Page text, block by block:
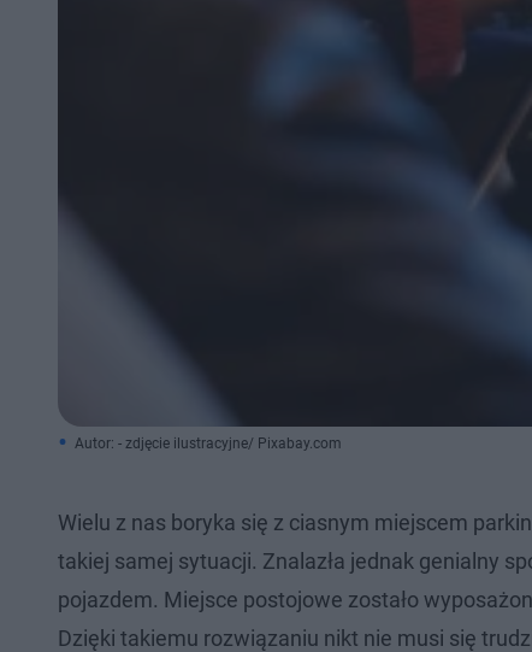
Autor: - zdjęcie ilustracyjne/ Pixabay.com
Wielu z nas boryka się z ciasnym miejscem
takiej samej sytuacji. Znalazła jednak genialny
pojazdem. Miejsce postojowe zostało
Dzięki takiemu rozwiązaniu nikt nie musi się